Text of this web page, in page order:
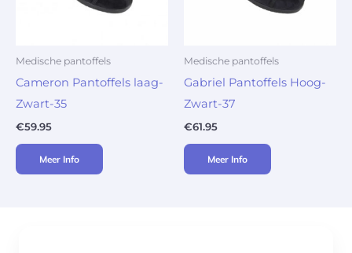
Medische pantoffels
Cameron Pantoffels laag-
Zwart-35
€59.95
Meer Info
Medische pantoffels
Gabriel Pantoffels Hoog-
Zwart-37
€61.95
Meer Info